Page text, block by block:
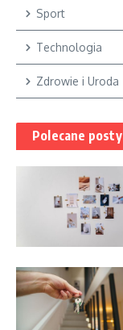
Sport
Technologia
Zdrowie i Uroda
Polecane posty